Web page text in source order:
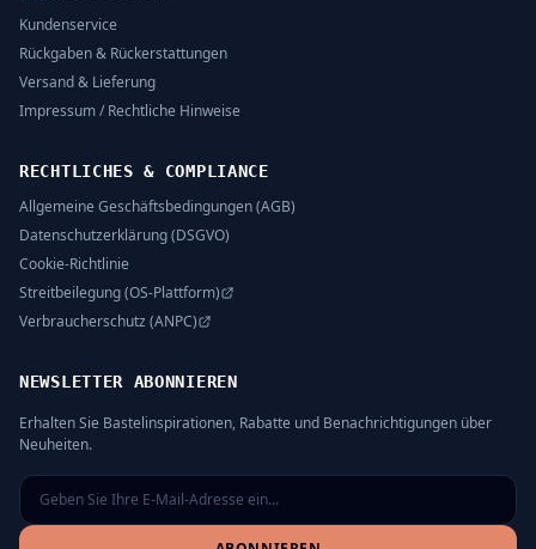
Kundenservice
Rückgaben & Rückerstattungen
Versand & Lieferung
Impressum / Rechtliche Hinweise
RECHTLICHES & COMPLIANCE
Allgemeine Geschäftsbedingungen (AGB)
Datenschutzerklärung (DSGVO)
Cookie-Richtlinie
Streitbeilegung (OS-Plattform)
Verbraucherschutz (ANPC)
NEWSLETTER ABONNIEREN
Erhalten Sie Bastelinspirationen, Rabatte und Benachrichtigungen über
Neuheiten.